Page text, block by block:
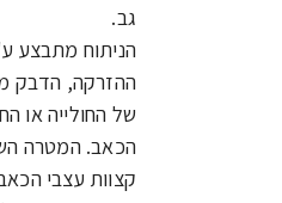
גב.
הניתוח מתבצע
ההזרקה, הדבק
של החולייה או
הכאב. המטרה
קצוות עצבי